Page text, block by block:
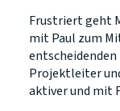
Frustriert geht
mit Paul zum
Projektleiter
aktiver und mit